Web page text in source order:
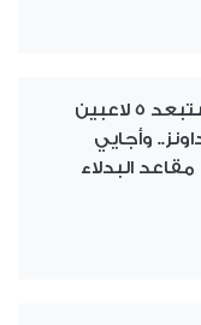
موسيماني يستبعد 5 لاعبين
وأجايي
البدلاء